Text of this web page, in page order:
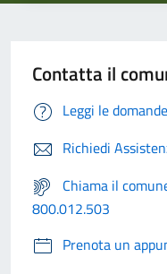
Contatta il
Leggi le
Richiedi
Chiama il
800.012.503
Prenota un